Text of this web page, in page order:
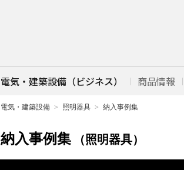
電気・建築設備（ビジネス） 商品情報
電気・建築設備 照明器具 納入事例集
納入事例集 （照明器具）